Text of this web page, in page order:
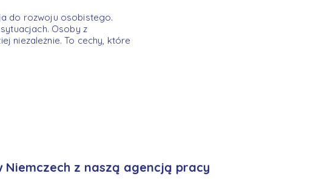
do rozwoju osobistego.
Osoby z
niezależnie. To cechy, które
z naszą agencją pracy